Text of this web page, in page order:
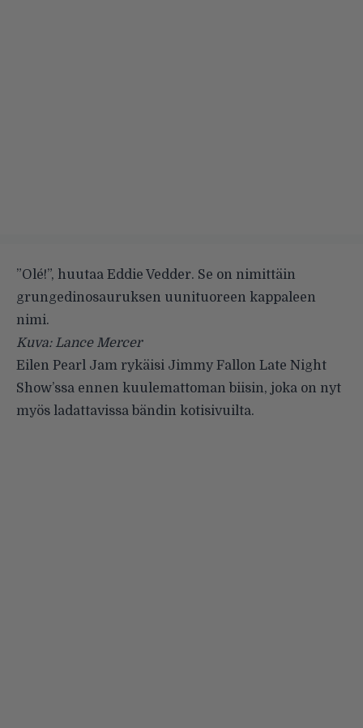
”Olé!”, huutaa Eddie Vedder. Se on nimittäin
grungedinosauruksen uunituoreen kappaleen
nimi.
Kuva: Lance Mercer
Eilen Pearl Jam rykäisi Jimmy Fallon Late Night
Show’ssa ennen kuulemattoman biisin, joka on nyt
myös ladattavissa bändin kotisivuilta.